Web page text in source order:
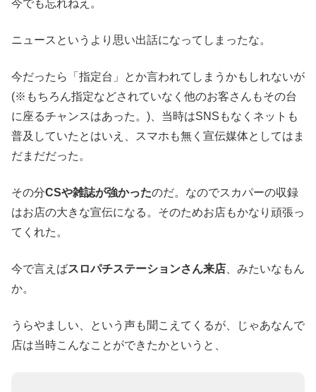
今でも忘れねえ。
ニュースというより思い出話になってしまったな。
今だったら「指定台」とか言われてしまうかもしれないが
(※もちろん指定などされていなく他のお客さんもその台
に座るチャンスはあった。)、当時はSNSもなくネットも
普及していたとはいえ、スマホも無く宣伝媒体としてはま
だまだだった。
その分CSや雑誌が強かったのだ。なのでスカパーの収録
はお店の大きな宣伝になる。そのためお店もかなり頑張っ
てくれた。
今で言えばスロパチステーションさん来店 、みたいなもん
か。
うらやましい、という声も聞こえてくるが、じゃあなんで
店は当時こんなことができたかというと、